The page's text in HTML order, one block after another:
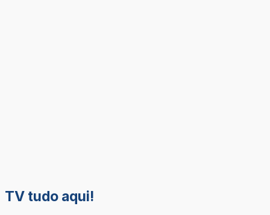
TV tudo aqui!